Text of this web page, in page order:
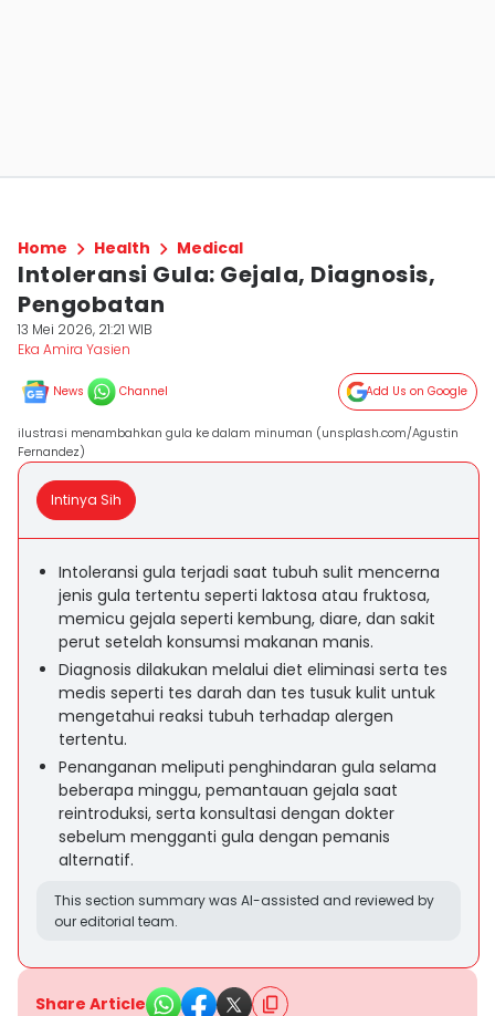
Home Health Medical
Intoleransi Gula: Gejala, Diagnosis,
Pengobatan
13 Mei 2026, 21:21 WIB
Eka Amira Yasien
News Channel Add Us on Google
ilustrasi menambahkan gula ke dalam minuman (unsplash.com/Agustin
Fernandez)
Intinya Sih
Intoleransi gula terjadi saat tubuh sulit mencerna
jenis gula tertentu seperti laktosa atau fruktosa,
memicu gejala seperti kembung, diare, dan sakit
perut setelah konsumsi makanan manis.
Diagnosis dilakukan melalui diet eliminasi serta tes
medis seperti tes darah dan tes tusuk kulit untuk
mengetahui reaksi tubuh terhadap alergen
tertentu.
Penanganan meliputi penghindaran gula selama
beberapa minggu, pemantauan gejala saat
reintroduksi, serta konsultasi dengan dokter
sebelum mengganti gula dengan pemanis
alternatif.
This section summary was AI-assisted and reviewed by
our editorial team.
Share Article